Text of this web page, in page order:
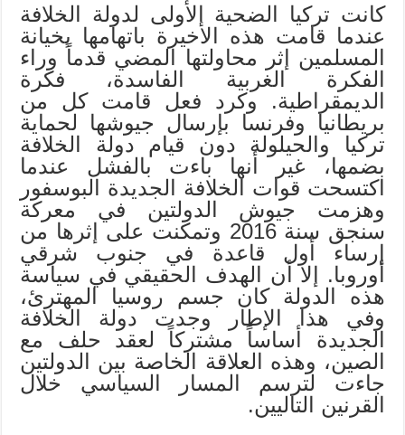
كانت تركيا الضحية الأولى لدولة الخلافة
عندما قامت هذه الأخيرة باتهامها بخيانة
المسلمين إثر محاولتها المضي قدماً وراء
الفكرة الغربية الفاسدة، فكرة
الديمقراطية. وكرد فعل قامت كل من
بريطانيا وفرنسا بإرسال جيوشها لحماية
تركيا والحيلولة دون قيام دولة الخلافة
بضمها، غير أنها باءت بالفشل عندما
اكتسحت قوات الخلافة الجديدة البوسفور
وهزمت جيوش الدولتين في معركة
سنجق سنة 2016 وتمكنت على إثرها من
إرساء أول قاعدة في جنوب شرقي
أوروبا. إلا أن الهدف الحقيقي في سياسة
هذه الدولة كان جسم روسيا المهترئ،
وفي هذا الإطار وجدت دولة الخلافة
الجديدة أساساً مشتركاً لعقد حلف مع
الصين، وهذه العلاقة الخاصة بين الدولتين
جاءت لترسم المسار السياسي خلال
القرنين التاليين.